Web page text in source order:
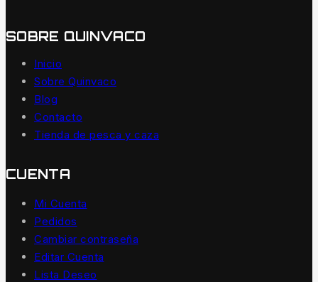
SOBRE QUINVACO
Inicio
Sobre Quinvaco
Blog
Contacto
Tienda de pesca y caza
CUENTA
Mi Cuenta
Pedidos
Cambiar contraseña
Editar Cuenta
Lista Deseo